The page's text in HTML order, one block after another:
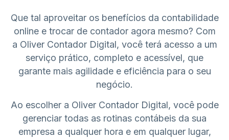
Que tal aproveitar os benefícios da contabilidade
online e trocar de contador agora mesmo? Com
a Oliver Contador Digital, você terá acesso a um
serviço prático, completo e acessível, que
garante mais agilidade e eficiência para o seu
negócio.
Ao escolher a Oliver Contador Digital, você pode
gerenciar todas as rotinas contábeis da sua
empresa a qualquer hora e em qualquer lugar,